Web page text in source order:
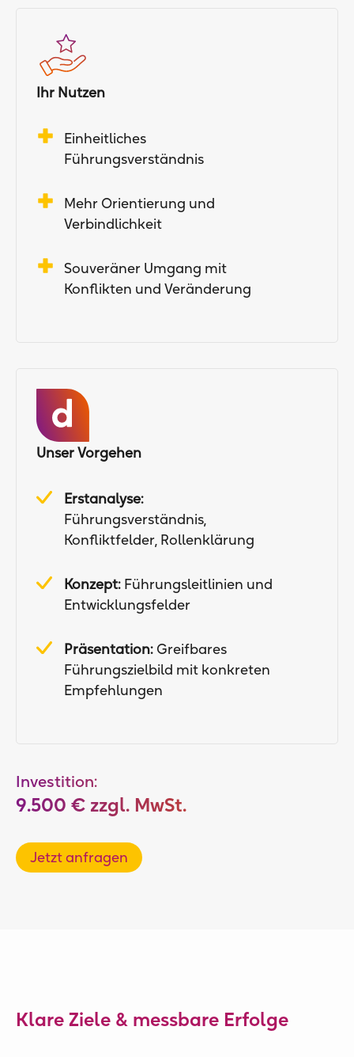
Ihr Nutzen
Einheitliches
Führungsverständnis
Mehr Orientierung und
Verbindlichkeit
Souveräner Umgang mit
Konflikten und Veränderung
Unser Vorgehen
Erstanalyse:
Führungsverständnis,
Konfliktfelder, Rollenklärung
Konzept: Führungsleitlinien und
Entwicklungsfelder
Präsentation: Greifbares
Führungszielbild mit konkreten
Empfehlungen
Investition:
9.500 € zzgl. MwSt.
Jetzt anfragen
Klare Ziele & messbare Erfolge